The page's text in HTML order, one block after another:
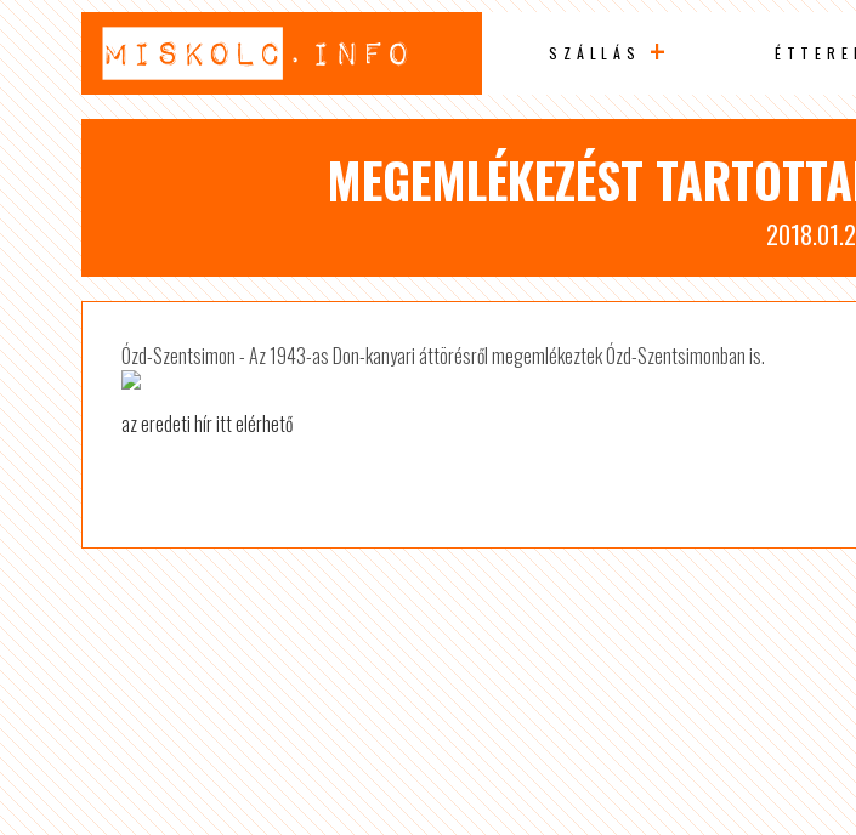
SZÁLLÁS
MEGEMLÉKEZÉST
Ózd-Szentsimon - Az 1943-as Don-kanyari áttörésről megemlékeztek Ózd-Szentsimonban is.
az eredeti hír itt elérhető